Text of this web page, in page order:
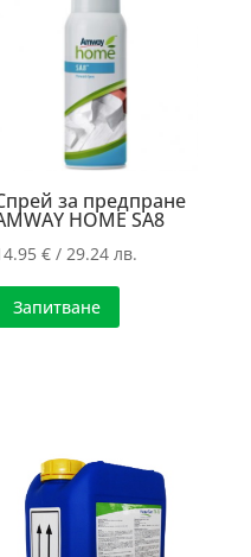
за предпране
HOME SA8
€ / 29.24 лв.
Запитване